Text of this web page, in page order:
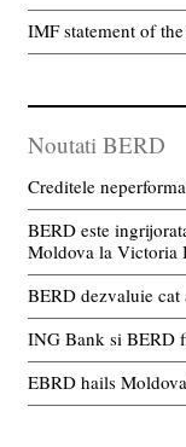
IMF statement of
Noutati BERD
Creditele
BERD este
Moldova la Victoria
BERD dezvaluie
ING Bank si BERD
EBRD hails